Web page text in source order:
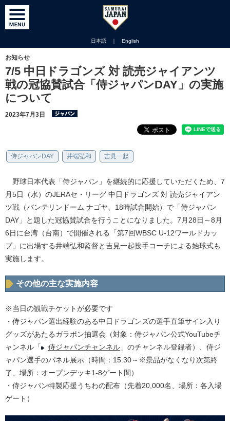
日本語 ｜ English
お知らせ
7/5 中日ドラゴンズ 対 読売ジャイアンツ
戦の冠協賛試合「侍ジャパンDAY」の実施
について
2023年7月3日
侍ジャパンDAY 井端弘和 吉見一起
野球日本代表「侍ジャパン」を継続的に応援していただくため、7
月5日（水）のJERAセ・リーグ 中日ドラゴンズ 対 読売ジャイアン
ツ戦（バンテリンドーム ナゴヤ、18時試合開始）で「侍ジャパン
DAY」と題した冠協賛試合を行うことになりました。7月28日～8月
6日に台湾（台南）で開催される「第7回WBSC U-12ワールドカッ
プ」に出場する井端弘和監督と吉見一起投手コーチによる始球式も
実施します。
その他の主な実施内容
※当日の観戦チケットが必要です
・侍ジャパン選出経験のある中日ドラゴンズの選手直筆サイン入り
グッズがあたるガラポン抽選会（対象：侍ジャパン公式YouTubeチ
ャンネル「
侍ジャパンチャンネル 」のチャンネル登録者）、侍ジ
ャパン選手のパネル展示（時間：15:30～※景品がなくなり次第終
了、場所：オープンデッキ1-8ゲート間）
・侍ジャパン特製応援うちわの配布（先着20,000名、場所：各入場
ゲート）